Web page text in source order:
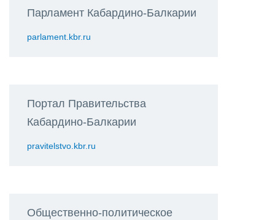
Парламент Кабардино-Балкарии
parlament.kbr.ru
Портал Правительства
Кабардино-Балкарии
pravitelstvo.kbr.ru
Общественно-политическое